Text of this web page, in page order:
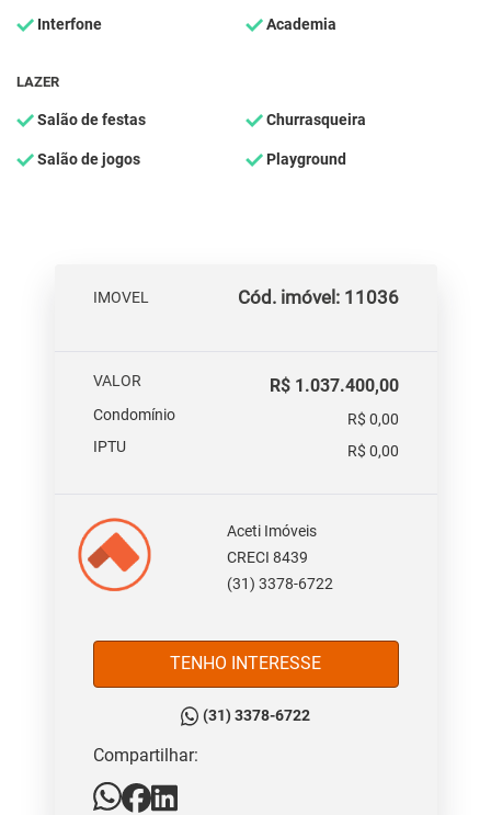
Interfone Academia
LAZER
Salão de festas Churrasqueira
Salão de jogos Playground
IMOVEL Cód. imóvel: 11036
VALOR R$ 1.037.400,00
Condomínio
R$ 0,00
IPTU
R$ 0,00
Aceti Imóveis
CRECI 8439
(31) 3378-6722
TENHO INTERESSE
(31) 3378-6722
Compartilhar: